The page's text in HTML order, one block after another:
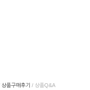
상품구매후기 / 상품Q&A